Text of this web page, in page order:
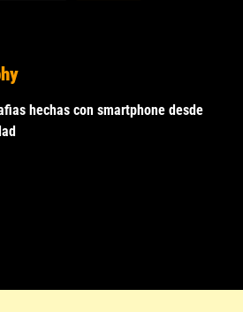
hechas con smartphone desde